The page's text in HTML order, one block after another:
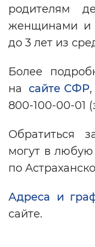
родителям
женщинами и
до 3 лет из
Более
насайте СФР
800-100-00-01
Обратиться
могут в
по
Адреса и
сайте.